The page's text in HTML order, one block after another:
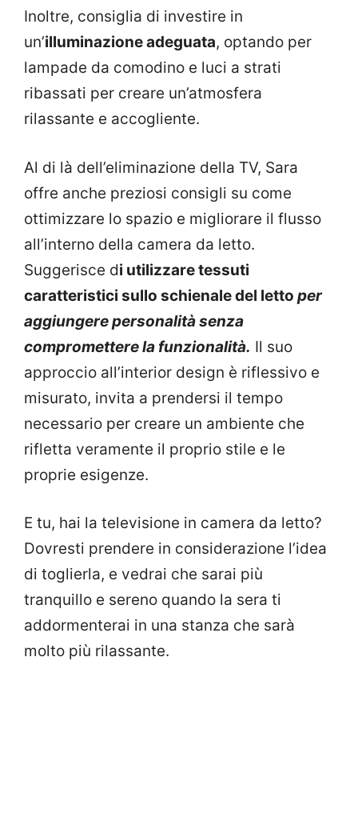
Inoltre, consiglia di investire in
un’illuminazione adeguata, optando per
lampade da comodino e luci a strati
ribassati per creare un’atmosfera
rilassante e accogliente.
Al di là dell’eliminazione della TV, Sara
offre anche preziosi consigli su come
ottimizzare lo spazio e migliorare il flusso
all’interno della camera da letto.
Suggerisce di utilizzare tessuti
caratteristici sullo schienale del letto per
aggiungere personalità senza
compromettere la funzionalità. Il suo
approccio all’interior design è riflessivo e
misurato, invita a prendersi il tempo
necessario per creare un ambiente che
rifletta veramente il proprio stile e le
proprie esigenze.
E tu, hai la televisione in camera da letto?
Dovresti prendere in considerazione l’idea
di toglierla, e vedrai che sarai più
tranquillo e sereno quando la sera ti
addormenterai in una stanza che sarà
molto più rilassante.